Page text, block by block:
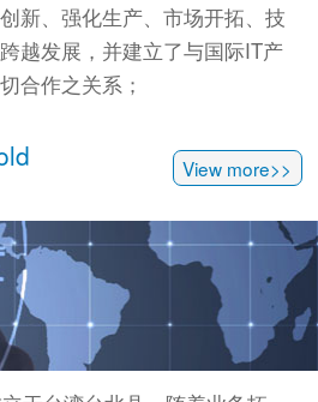
新、强化生产、市场开拓、技
越发展，并建立了与国际IT产
合作之关系；
View more>>